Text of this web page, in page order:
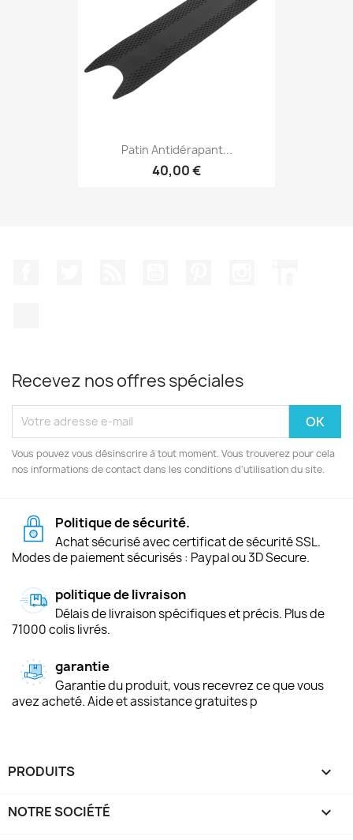
Patin Antidérapant...
40,00 €
Recevez nos offres spéciales
Vous pouvez vous désinscrire à tout moment. Vous trouverez pour cela
nos informations de contact dans les conditions d'utilisation du site.
Politique de sécurité.
Achat sécurisé avec certificat de sécurité SSL.
Modes de paiement sécurisés : Paypal ou 3D Secure.
politique de livraison
Délais de livraison spécifiques et précis. Plus de
71000 colis livrés.
garantie
Garantie du produit, vous recevrez ce que vous
avez acheté. Aide et assistance gratuites p
PRODUITS 
NOTRE SOCIÉTÉ 